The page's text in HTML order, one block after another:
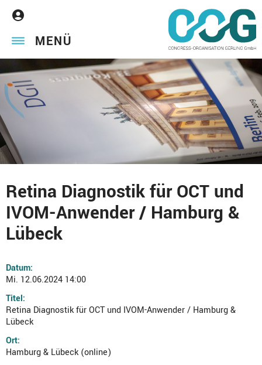
MENÜ
Retina Diagnostik für OCT und
IVOM-Anwender / Hamburg &
Lübeck
Datum:
Mi. 12.06.2024 14:00
Titel:
Retina Diagnostik für OCT und IVOM-Anwender / Hamburg &
Lübeck
Ort:
Hamburg & Lübeck (online)